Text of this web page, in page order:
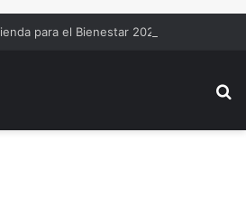
para el Bienestar 2026